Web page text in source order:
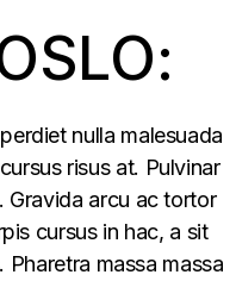
nulla malesuada
risus at. Pulvinar
Gravida arcu ac tortor
cursus in hac, a sit
massa massa